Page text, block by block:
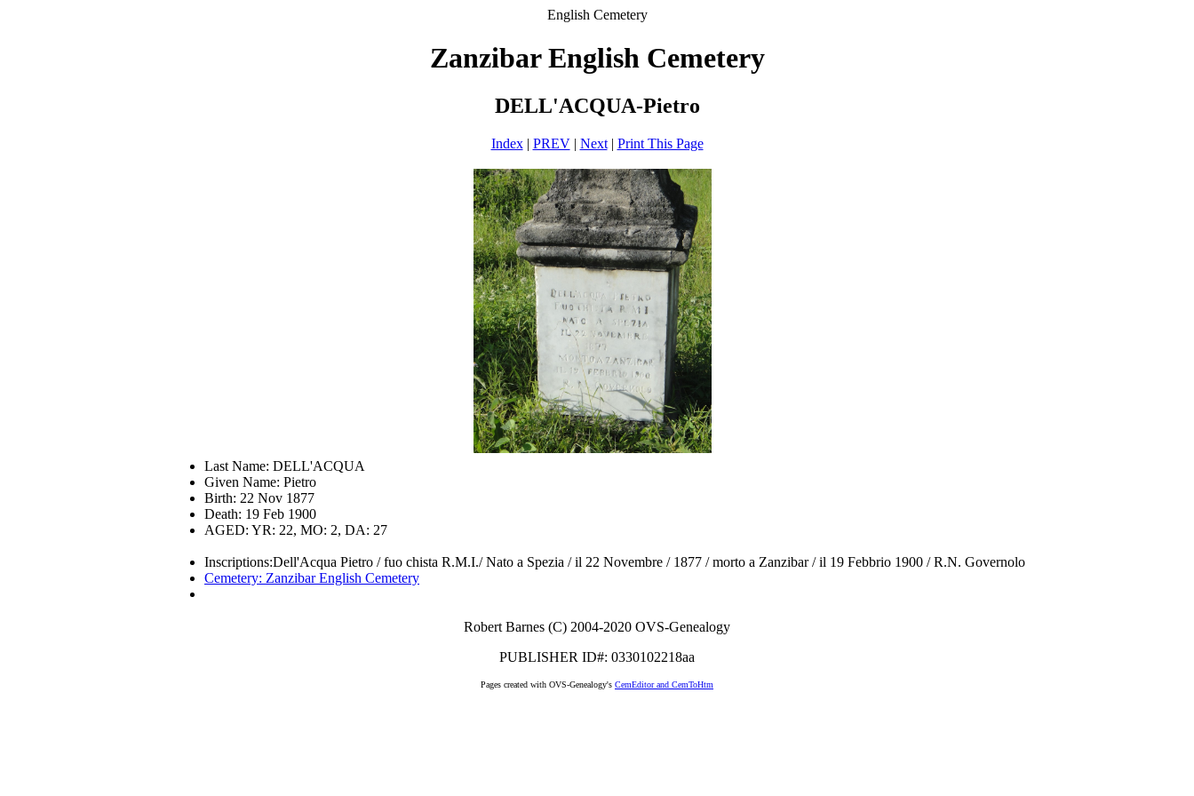
English Cemetery
Zanzibar English Cemetery
DELL'ACQUA-Pietro
Index| PREV| Next| Print This Page
Last Name: DELL'ACQUA
Given Name: Pietro
Birth: 22 Nov 1877
Death: 19 Feb 1900
AGED: YR: 22, MO: 2, DA: 27
Inscriptions:Dell'Acqua Pietro / fuo chista R.M.I./ Nato a Spezia / il 22 Novembre / 1877 / morto a Zanzibar / il 19 Febbrio 1900 / R.N. Governolo
Cemetery: Zanzibar English Cemetery
Robert Barnes (C) 2004-2020 OVS-Genealogy
PUBLISHER ID#: 0330102218aa
Pages created with OVS-Genealogy's CemEditor and CemToHtm